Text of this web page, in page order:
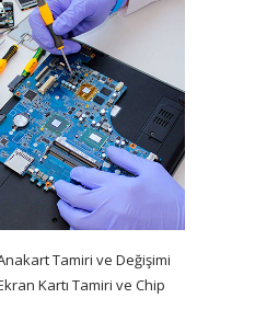
Tamiri ve Değişimi
Kartı Tamiri ve Chip